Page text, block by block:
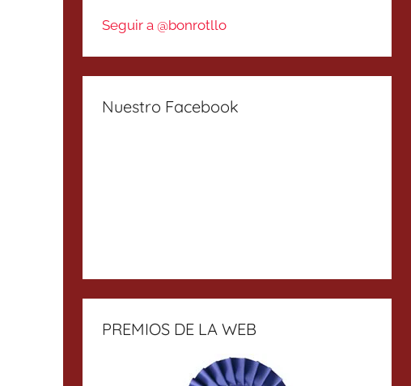
Seguir a @bonrotllo
Nuestro Facebook
PREMIOS DE LA WEB